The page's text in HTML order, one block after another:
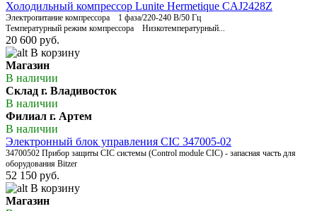
Холодильный компрессор Lunite Hermetique CAJ2428Z
Электропитание компрессора 1 фаза/220-240 В/50 Гц
Температурный режим компрессора Низкотемпературный...
20 600 руб.
В корзину
Магазин
В наличии
Склад г. Владивосток
В наличии
Филиал г. Артем
В наличии
Электронный блок управления CIC 347005-02
34700502 Прибор защиты CIC системы (Control module CIC) - запасная часть для
оборудования Bitzer
52 150 руб.
В корзину
Магазин